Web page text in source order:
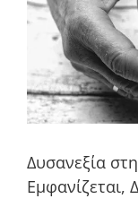
Δυσανεξία
Εμφανίζεται,